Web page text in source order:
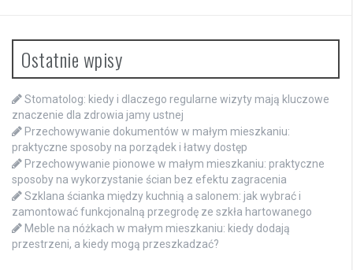
Ostatnie wpisy
Stomatolog: kiedy i dlaczego regularne wizyty mają kluczowe
znaczenie dla zdrowia jamy ustnej
Przechowywanie dokumentów w małym mieszkaniu:
praktyczne sposoby na porządek i łatwy dostęp
Przechowywanie pionowe w małym mieszkaniu: praktyczne
sposoby na wykorzystanie ścian bez efektu zagracenia
Szklana ścianka między kuchnią a salonem: jak wybrać i
zamontować funkcjonalną przegrodę ze szkła hartowanego
Meble na nóżkach w małym mieszkaniu: kiedy dodają
przestrzeni, a kiedy mogą przeszkadzać?